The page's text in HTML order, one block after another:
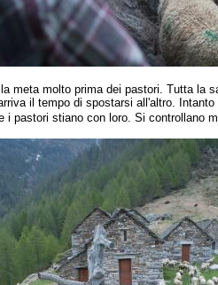
meta molto prima dei pastori. Tutta la
il tempo di spostarsi all'altro.
i pastori stiano con loro. Si controllano